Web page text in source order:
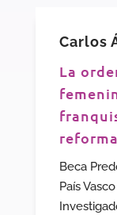
Carlos
La
Beca
País